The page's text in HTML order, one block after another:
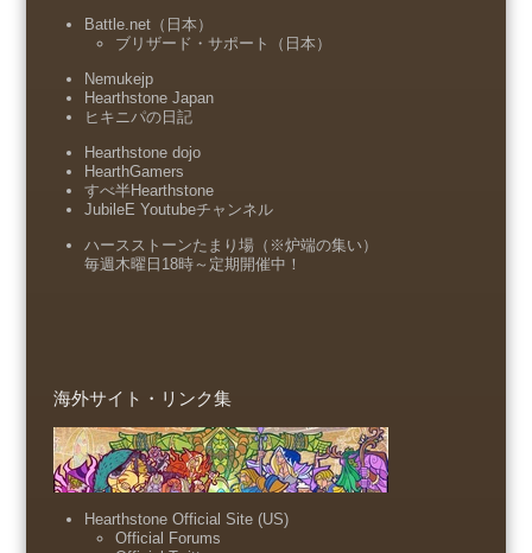
Battle.net（日本）
ブリザード・サポート（日本）
Nemukejp
Hearthstone Japan
ヒキニパの日記
Hearthstone dojo
HearthGamers
すべ半Hearthstone
JubileE Youtubeチャンネル
ハースストーンたまり場（※炉端の集い）
毎週木曜日18時～定期開催中！
海外サイト・リンク集
Hearthstone Official Site (US)
Official Forums